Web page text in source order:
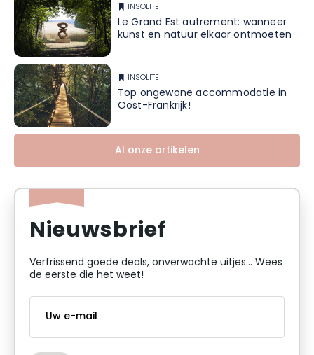
INSOLITE
Le Grand Est autrement: wanneer
kunst en natuur elkaar ontmoeten
INSOLITE
Top ongewone accommodatie in
Oost-Frankrijk!
Al onze artikelen
Nieuwsbrief
Verfrissend goede deals, onverwachte uitjes... Wees
de eerste die het weet!